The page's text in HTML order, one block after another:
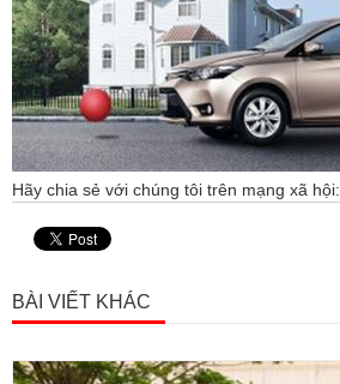
Hãy chia sẻ với chúng tôi trên mạng xã hội:
BÀI VIẾT KHÁC